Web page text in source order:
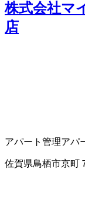
株式会社マ
店
アパート管理アパ
佐賀県鳥栖市京町